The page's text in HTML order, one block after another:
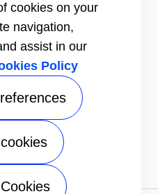
cookies on your
navigation,
assist in our
Policy